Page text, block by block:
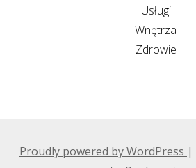
Usługi
Wnętrza
Zdrowie
Proudly powered by WordPress |